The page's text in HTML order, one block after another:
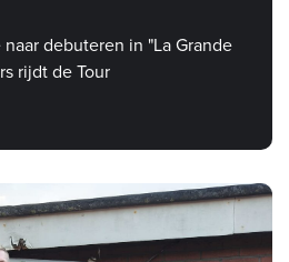
debuteren in "La Grande
rijdt de Tour